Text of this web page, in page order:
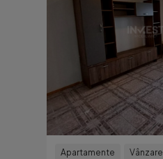
Apartamente Vânzare